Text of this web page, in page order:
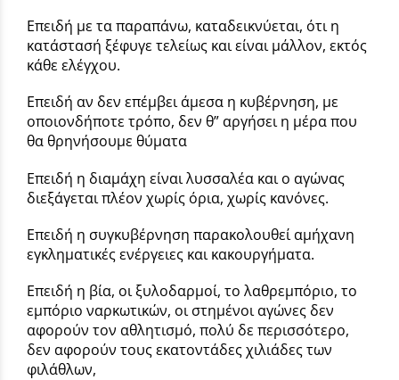
Επειδή με τα παραπάνω, καταδεικνύεται, ότι η
κατάστασή ξέφυγε τελείως και είναι μάλλον, εκτός
κάθε ελέγ­χου.
Επειδή αν δεν επέμβει άμεσα η κυβέρνηση, με
οποιονδήποτε τρό­πο, δεν θ” αργήσει η μέρα που
θα θρηνήσουμε θύματα
Επειδή η διαμάχη είναι λυσσαλέα και ο αγώνας
διεξάγεται πλέον χωρίς όρια, χωρίς κανόνες.
Επειδή η συγκυβέρνηση παρακολουθεί αμήχανη
εγκληματικές ενέργειες και κακουργήματα.
Επειδή η βία, οι ξυλοδαρμοί, το λαθρεμπόριο, το
εμπόριο ναρκωτικών, οι στημένοι αγώνες δεν
αφορούν τον αθλητισμό, πολύ δε περισσότερο,
δεν αφορούν τους εκατοντάδες χιλιάδες των
φιλάθλων,